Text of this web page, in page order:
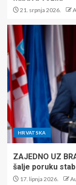
21. srpnja 2026.
HRVATSKA
ZAJEDNO UZ
šalje poruku
17. lipnja 2026.